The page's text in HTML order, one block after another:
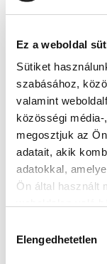
Ez a weboldal
Sütiket
szabásához,
valamint
közösségi
megosztjuk az
adatait, akik
adatokkal,
Ön által használt
kiválasztása
Elengedhetetlen